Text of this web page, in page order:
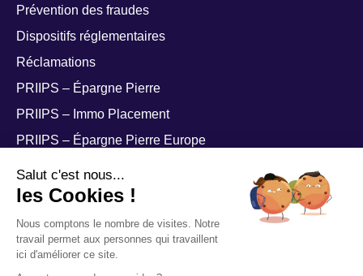
Prévention des fraudes
Dispositifs réglementaires
Réclamations
PRIIPS – Épargne Pierre
PRIIPS – Immo Placement
PRIIPS – Épargne Pierre Europe
Salut c'est nous...
les Cookies !
Nous comptons le nombre de visites. Notre
travail permet aux personnes qui travaillent
ici d'améliorer ce site.